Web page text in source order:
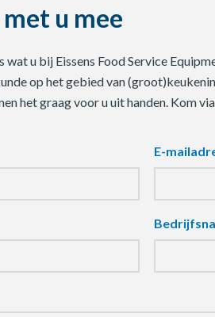
u mee
u bij Eissens Food Service
op het gebied van
het graag voor u uit handen. Kom
E-